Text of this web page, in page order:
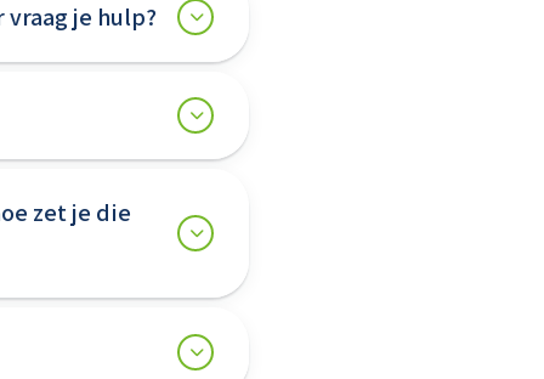
je hulp?
zet je die